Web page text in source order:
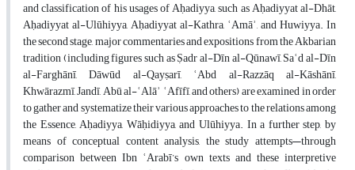
and classification of his usages of Aḥadiyya, such as Aḥadiyyat al-Dhāt,
Aḥadiyyat al-Ulūhiyya, Aḥadiyyat al-Kathra, ʿAmāʾ, and Huwiyya. In
the second stage, major commentaries and expositions from the Akbarian
tradition (including figures such as Ṣadr al-Dīn al-Qūnawī, Saʿd al-Dīn
al-Farghānī, Dāwūd al-Qayṣarī, ʿAbd al-Razzāq al-Kāshānī,
Khwārazmī, Jandī, Abū al-ʿAlāʾ ʿAfīfī, and others) are examined in order
to gather and systematize their various approaches to the relations among
the Essence, Aḥadiyya, Wāḥidiyya, and Ulūhiyya. In a further step, by
means of conceptual content analysis, the study attempts—through
comparison between Ibn ʿArabī’s own texts and these interpretive